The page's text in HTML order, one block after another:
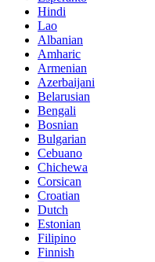
Hindi
Lao
Albanian
Amharic
Armenian
Azerbaijani
Belarusian
Bengali
Bosnian
Bulgarian
Cebuano
Chichewa
Corsican
Croatian
Dutch
Estonian
Filipino
Finnish